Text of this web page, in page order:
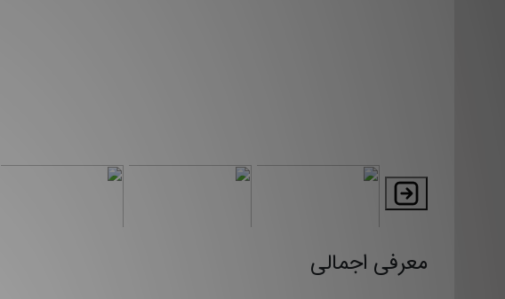
معرفی اجمالی